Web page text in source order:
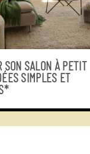
SON SALON À PETIT
SIMPLES ET